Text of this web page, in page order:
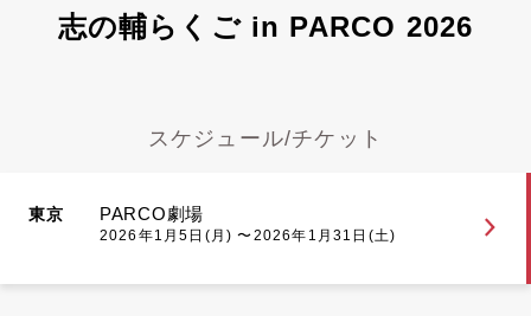
志の輔らくご in PARCO 2026
スケジュール/チケット
東京 PARCO劇場
2026年1月5日(月) 〜2026年1月31日(土)